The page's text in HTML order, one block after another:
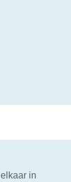
in